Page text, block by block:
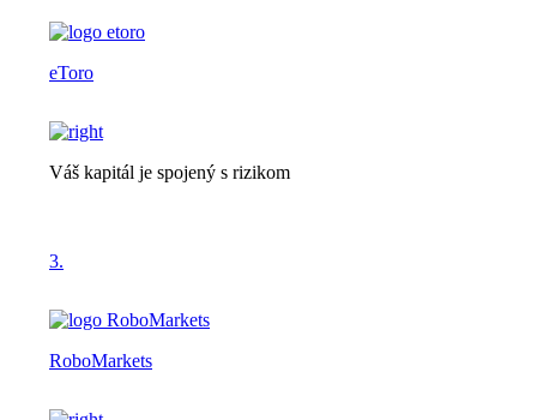
eToro
Váš kapitál je spojený s rizikom
3.
RoboMarkets